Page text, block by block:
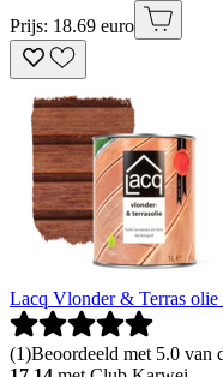
Prijs: 18.69 euro
Lacq Vlonder & Terras olie
(1)Beoordeeld met 5.0 van